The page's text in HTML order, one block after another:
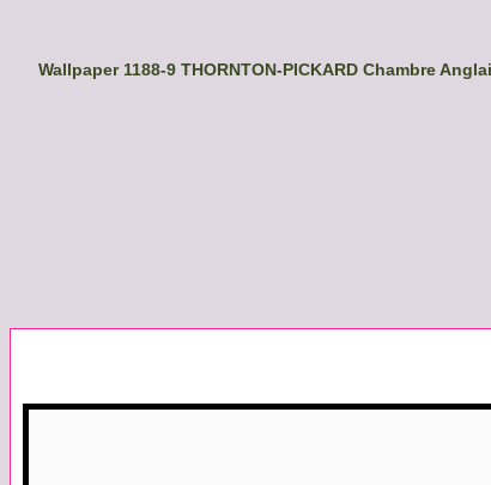
Wallpaper 1188-9 THORNTON-PICKARD Chambre